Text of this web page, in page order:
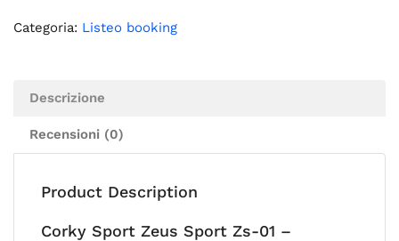
Categoria: Listeo booking
Descrizione
Recensioni (0)
Product Description
Corky Sport Zeus Sport Zs-01 –